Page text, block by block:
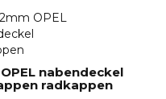
nabendeckel
radkappen